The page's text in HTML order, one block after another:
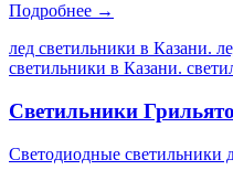
Подробнее →
лед светильники в Казани.
светильники в Казани.
Светильники Грильято
Светодиодные светильники